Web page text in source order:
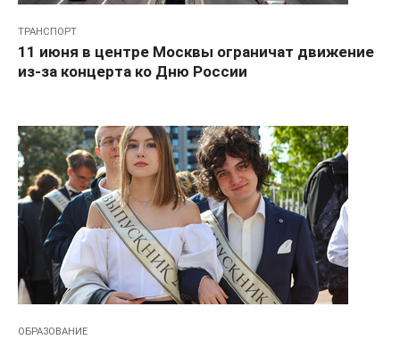
ТРАНСПОРТ
11 июня в центре Москвы ограничат движение
из-за концерта ко Дню России
ОБРАЗОВАНИЕ